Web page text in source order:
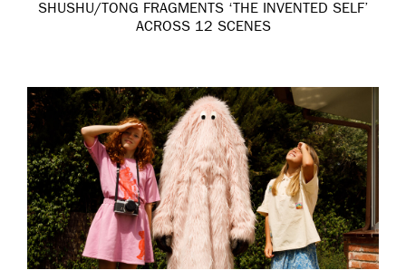
SHUSHU/TONG FRAGMENTS ‘THE INVENTED SELF’
ACROSS 12 SCENES